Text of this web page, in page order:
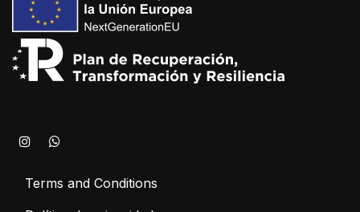
Terms and Conditions